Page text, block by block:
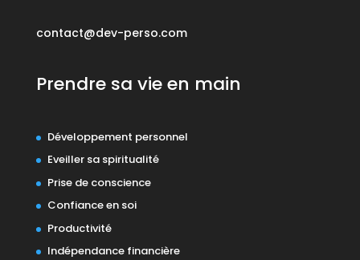
contact@dev-perso.com
Prendre sa vie en main
Développement personnel
Eveiller sa spiritualité
Prise de conscience
Confiance en soi
Productivité
Indépendance financière